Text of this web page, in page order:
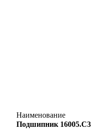
Наименование
Подшипник 16005.C3